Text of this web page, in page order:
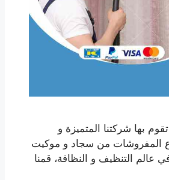
بها شركتنا المتميزة و
المفروشات من سجاد و موكيت
عالم التنظيف و النظافة، قمنا